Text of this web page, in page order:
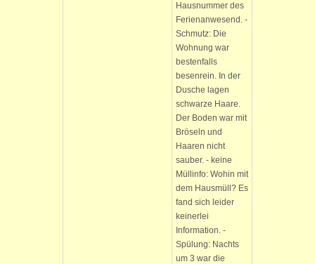
Hausnummer des
Ferienanwesend. -
Schmutz: Die
Wohnung war
bestenfalls
besenrein. In der
Dusche lagen
schwarze Haare.
Der Boden war mit
Bröseln und
Haaren nicht
sauber. - keine
Müllinfo: Wohin mit
dem Hausmüll? Es
fand sich leider
keinerlei
Information. -
Spülung: Nachts
um 3 war die